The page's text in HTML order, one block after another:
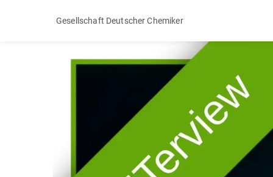
Gesellschaft Deutscher Chemiker